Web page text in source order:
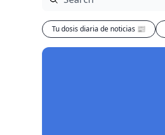
Tu dosis diaria de noticias 📰